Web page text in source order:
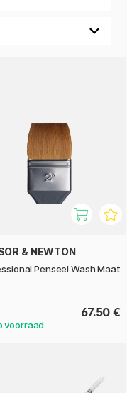
& NEWTON
Penseel Wash Maat
67.50 €